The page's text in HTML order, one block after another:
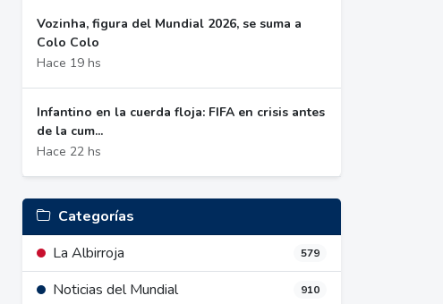
Vozinha, figura del Mundial 2026, se suma a
Colo Colo
Hace 19 hs
Infantino en la cuerda floja: FIFA en crisis antes
de la cum...
Hace 22 hs
Categorías
La Albirroja
579
Noticias del Mundial 910